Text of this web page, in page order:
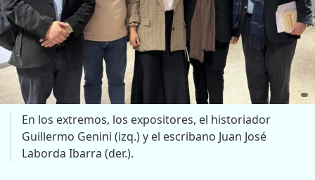
En los extremos, los expositores, el historiador
Guillermo Genini (izq.) y el escribano Juan José
Laborda Ibarra (der.).